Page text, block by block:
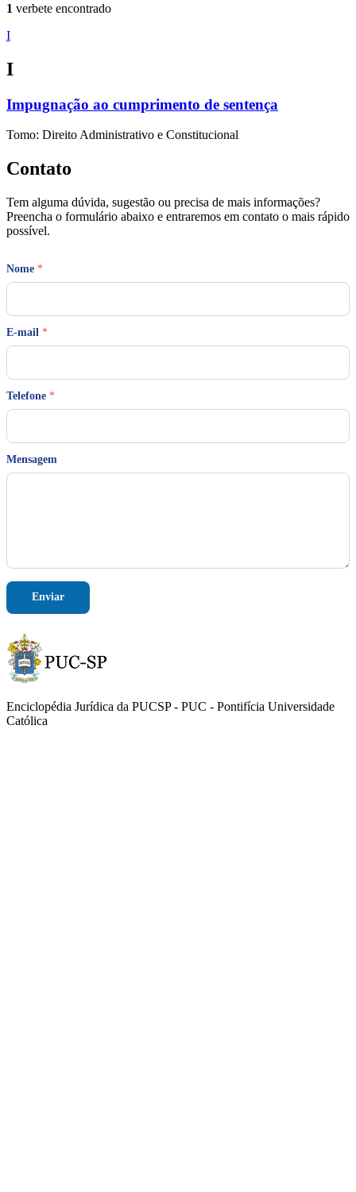
1 verbete encontrado
I
I
Impugnação ao cumprimento de sentença
Tomo: Direito Administrativo e Constitucional
Contato
Tem alguma dúvida, sugestão ou precisa de mais informações?
Preencha o formulário abaixo e entraremos em contato o mais rápido
possível.
Nome *
N
N
o
m
E-mail *
Telefone *
Mensagem
Enviar
Enciclopédia Jurídica da PUCSP - PUC - Pontifícia Universidade
Católica